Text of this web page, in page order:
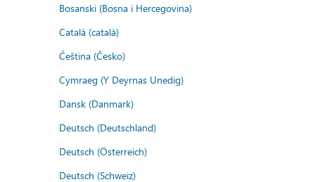
Bosanski (Bosna i Hercegovina)
Català (català)
Čeština (Česko)
Cymraeg (Y Deyrnas Unedig)
Dansk (Danmark)
Deutsch (Deutschland)
Deutsch (Österreich)
Deutsch (Schweiz)